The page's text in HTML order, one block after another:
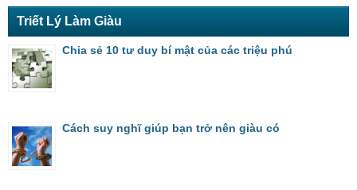
Triết Lý Làm Giàu
Chia sẻ 10 tư duy bí mật của các triệu phú
Cách suy nghĩ giúp bạn trở nên giàu có